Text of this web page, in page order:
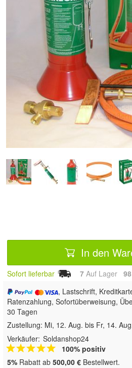
Doppelt
vergrößern
In den
Sofort lieferbar 7 Auf Lager 98
, Lastschrift,
Ratenzahlung, Sofortüberweisung,
30 Tagen
Zustellung: Mi, 12. Aug. bis Fr, 14.
Verkäufer: Soldanshop24
100% positiv
5% Rabatt ab 500,00 € Bestellwert.